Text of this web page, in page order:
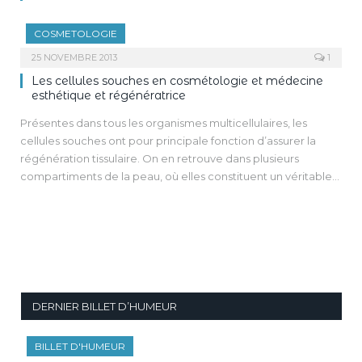
COSMETOLOGIE
25 NOVEMBRE 2013 1
Les cellules souches en cosmétologie et médecine
esthétique et régénératrice
Présentes dans tous les organismes multicellulaires, les
cellules souches ont pour principale fonction d’assurer la
régénération tissulaire. On en retrouve dans plusieurs
compartiments de la peau, où elles constituent un véritable
activité stimulante ou protectrice des cellules souches
cutanées. La seconde exploite les propriétés paracrines des
cellules souches en introduisant dans des formules
cosmétiques les facteurs de croissance et cytokines qu’elles
DERNIER BILLET D’HUMEUR
BILLET D'HUMEUR